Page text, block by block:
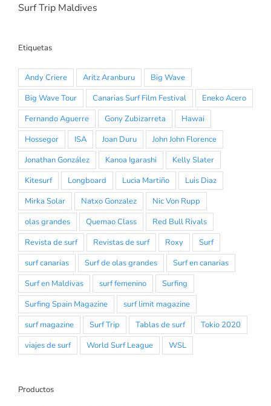
Surf Trip Maldives
Etiquetas
Andy Criere Aritz Aranburu
Big Wave
Big Wave Tour
Canarias Surf Film Festival
Eneko Acero
Fernando Aguerre
Gony Zubizarreta
Hawai
Hossegor
ISA Joan Duru
John John Florence
Jonathan González
Kanoa Igarashi
Kelly Slater
Kitesurf
Longboard Lucia Martiño
Luis Diaz
Mirka Solar
Natxo Gonzalez
Nic Von Rupp
olas grandes
Quemao Class
Red Bull Rivals
Revista de surf
Revistas de surf Roxy
Surf
surf canarias
Surf de olas grandes
Surf en canarias
Surf en Maldivas
surf femenino
Surfing
Surfing Spain Magazine
surf limit magazine
surf magazine
Surf Trip Tablas de surf
Tokio 2020
viajes de surf
World Surf League WSL
Productos